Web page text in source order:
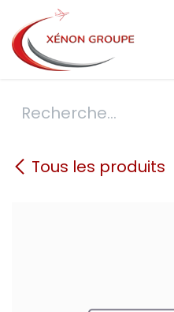
Se rendre au contenu
Tous les produits